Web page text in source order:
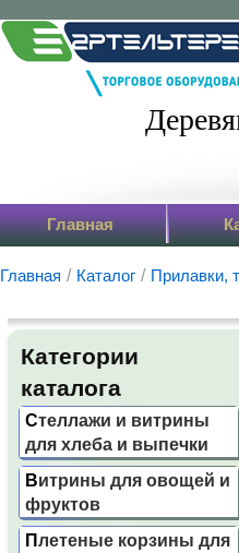
Главная
Главная / Каталог / Прилавки,
Категории
каталога
Стеллажи и витрины
для хлеба и выпечки
Витрины для овощей и
фруктов
Плетеные корзины для